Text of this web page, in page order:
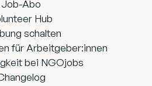
Job-Abo
Hub
schalten
für Arbeitgeber:innen
bei NGOjobs